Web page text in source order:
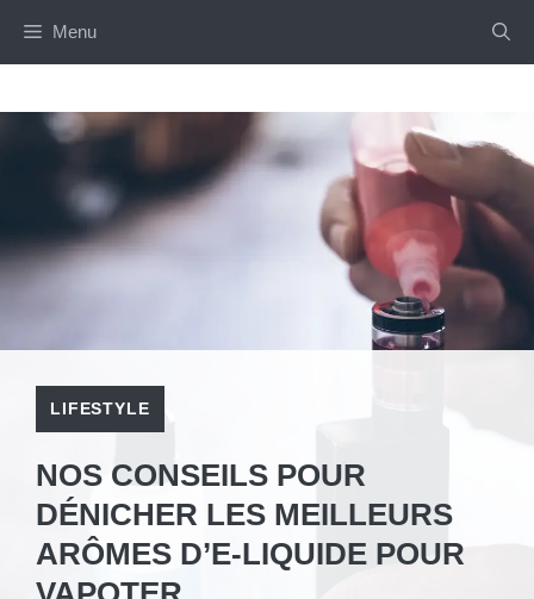
Menu
LIFESTYLE
NOS CONSEILS POUR
DÉNICHER LES MEILLEURS
ARÔMES D’E-LIQUIDE POUR